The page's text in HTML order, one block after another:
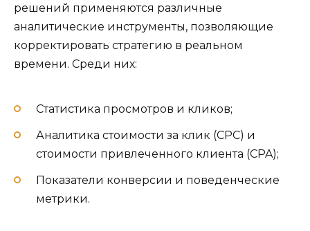
решений применяются различные
аналитические инструменты, позволяющие
корректировать стратегию в реальном
времени. Среди них:
Статистика просмотров и кликов;
Аналитика стоимости за клик (CPC) и
стоимости привлеченного клиента (CPA);
Показатели конверсии и поведенческие
метрики.